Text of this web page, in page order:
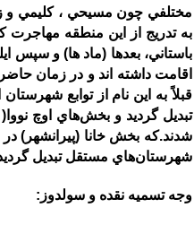
به تدريج از اين منطقه مهاجرت
باستاني، بعدها (ماد ها)و سپس
اقامت داشته اند و در زمان
قبلاً به اين نام از توابع شهرستان
تبديل گرديد و بخش‌هاي اوچ نووا(
شدند.كه بخش خانا (پيرانشهر )
شهرستان‌هاي مستقل تبديل
وجه تسميه نقده و سولدوز :